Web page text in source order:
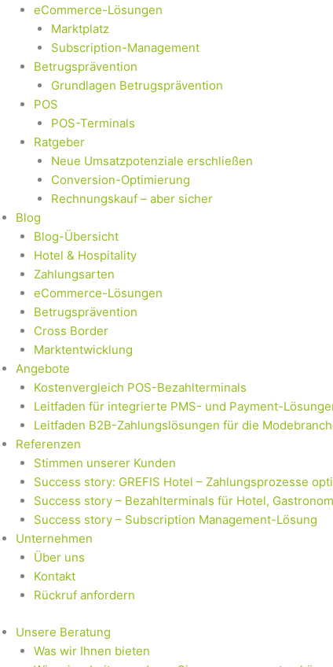
eCommerce-Lösungen
Marktplatz
Subscription-Management
Betrugsprävention
Grundlagen Betrugsprävention
POS
POS-Terminals
Ratgeber
Neue Umsatzpotenziale erschließen
Conversion-Optimierung
Rechnungskauf – aber sicher
Blog
Blog-Übersicht
Hotel & Hospitality
Zahlungsarten
eCommerce-Lösungen
Betrugsprävention
Cross Border
Marktentwicklung
Angebote
Kostenvergleich POS-Bezahlterminals
Leitfaden für integrierte PMS- und Payment-
Leitfaden B2B-Zahlungslösungen für die
Referenzen
Stimmen unserer Kunden
Success story: GREFIS Hotel – Zahlungsprozesse
Success story – Bezahlterminals für Hotel,
Success story – Subscription Management-Lösung
Unternehmen
Über uns
Kontakt
Rückruf anfordern
Unsere Beratung
Was wir Ihnen bieten